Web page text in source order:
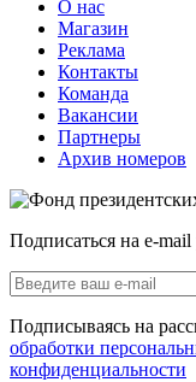
О нас
Магазин
Реклама
Контакты
Команда
Вакансии
Партнеры
Архив номеров
Подписаться на e-
Подписываясь на
обработки
конфиденциальности